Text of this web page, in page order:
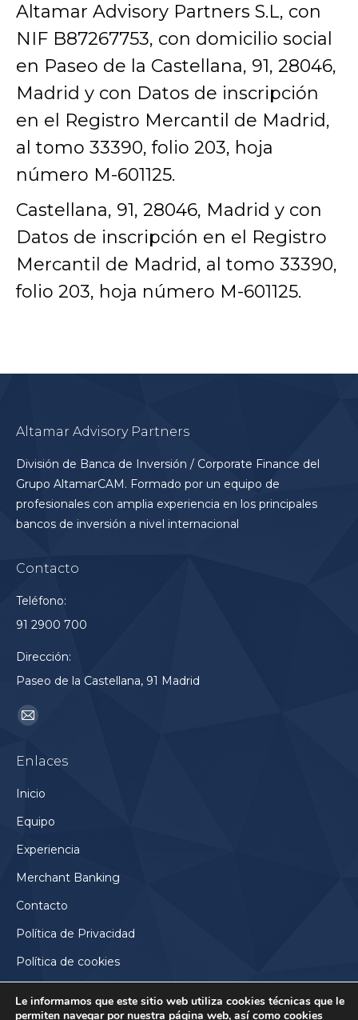
Altamar Advisory Partners S.L, con
NIF B87267753, con domicilio social
en Paseo de la Castellana, 91, 28046,
Madrid y con Datos de inscripción
en el Registro Mercantil de Madrid,
al tomo 33390, folio 203, hoja
número M-601125.
Castellana, 91, 28046, Madrid y con
Datos de inscripción en el Registro
Mercantil de Madrid, al tomo 33390,
folio 203, hoja número M-601125.
Altamar Advisory Partners
División de Banca de Inversión / Corporate Finance del
Grupo AltamarCAM. Formado por un equipo de
profesionales con amplia experiencia en los principales
bancos de inversión a nivel internacional
Contacto
Teléfono:
91 2900 700
Dirección:
Paseo de la Castellana, 91 Madrid
Encuéntranos en:
Mail
opens
in
window
Enlaces
Inicio
Equipo
Experiencia
Merchant Banking
Contacto
Política de Privacidad
Política de cookies
Le informamos que este sitio web utiliza cookies técnicas que le
permiten navegar por nuestra página web, así como cookies